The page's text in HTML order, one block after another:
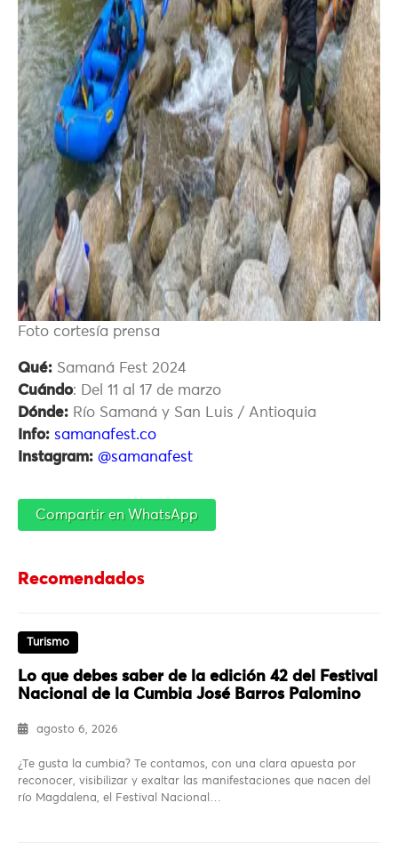
Foto cortesía prensa
Qué: Samaná Fest 2024
Cuándo: Del 11 al 17 de marzo
Dónde: Río Samaná y San Luis / Antioquia
Info: samanafest.co
Instagram: @samanafest
Compartir en WhatsApp
Recomendados
Turismo
Lo que debes saber de la edición 42 del Festival
Nacional de la Cumbia José Barros Palomino
agosto 6, 2026
¿Te gusta la cumbia? Te contamos, con una clara apuesta por
reconocer, visibilizar y exaltar las manifestaciones que nacen del
río Magdalena, el Festival Nacional…